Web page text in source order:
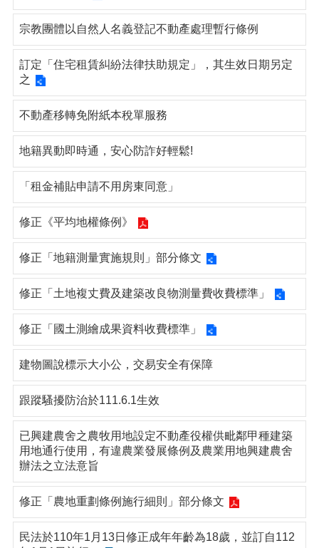
宗教團體以自然人名義登記不動產處理暫行條例
訂定「住宅租賃糾紛法律扶助規定」，其生效日期另定
之
不動產移轉免附紙本稅單服務
地籍異動即時通，安心防詐好輕鬆!
「租金補貼申請不用房東同意」
修正《平均地權條例》
修正「地籍測量實施規則」部分條文
修正「土地複丈費及建築改良物測量費收費標準」
修正「國土測繪成果資料收費標準」
建物圖說標示大小公，交易安全有保障
跟蹤騷擾防治於111.6.1生效
已興建農舍之農牧用地設定不動產役權供毗鄰甲種建築
用地通行使用，有違農業發展條例及農業用地興建農舍
辦法之立法意旨
修正「農地重劃條例施行細則」部分條文
民法於110年1月13日修正成年年齡為18歲，並訂自112